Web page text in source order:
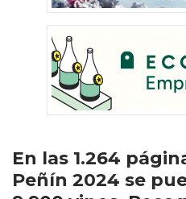
En las 1.264
Peñín 2024 se